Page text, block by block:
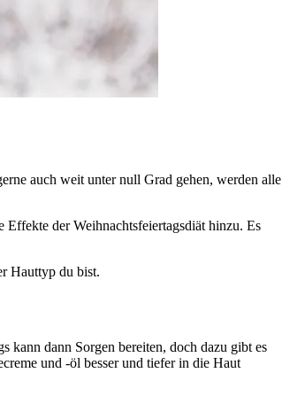
auch weit unter null Grad gehen, werden alle
der Weihnachtsfeiertagsdiät hinzu. Es
Hauttyp du bist.
kann dann Sorgen bereiten, doch dazu gibt es
und -öl besser und tiefer in die Haut